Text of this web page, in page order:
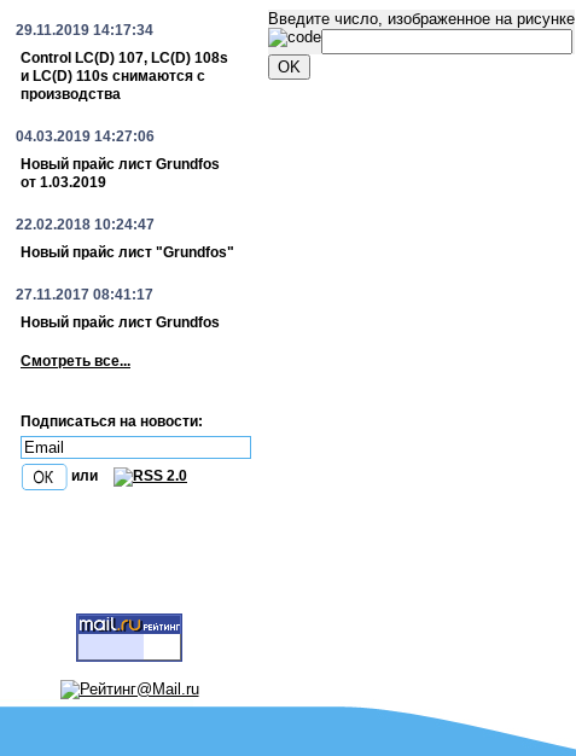
29.11.2019 14:17:34
Control LC(D) 107, LC(D) 108s
и LC(D) 110s снимаются с
производства
04.03.2019 14:27:06
Новый прайс лист Grundfos
от 1.03.2019
22.02.2018 10:24:47
Новый прайс лист "Grundfos"
27.11.2017 08:41:17
Новый прайс лист Grundfos
Смотреть все...
Подписаться на новости:
или
Введите число, изображенное на рисунке